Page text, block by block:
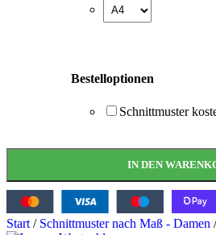
Bestelloptionen
Schnittmuster
IN DEN
Start / Schnittmuster nach Maß - Damen /